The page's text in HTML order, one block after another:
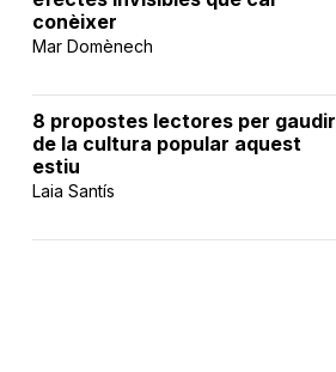
conèixer
Mar Domènech
8 propostes lectores per gaudir
de la cultura popular aquest
estiu
Laia Santís